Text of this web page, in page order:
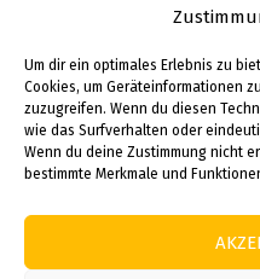
Um dir ein optimales Erlebnis zu
Cookies, um Geräteinformationen
zuzugreifen. Wenn du diesen
wie das Surfverhalten oder
Wenn du deine Zustimmung nicht
bestimmte Merkmale und
IMPRESSUM
DATENSCHUTZERKLÄRUNG
PINTEREST